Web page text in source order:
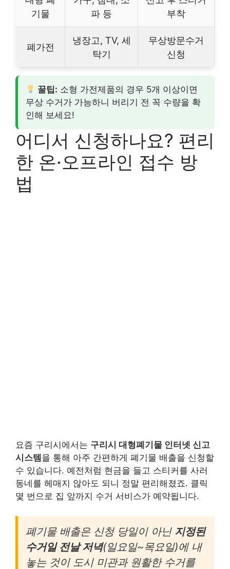
기물
파 등
부착
폐가전
냉장고, TV, 세
탁기
무상방문수거
신청
꿀팁: 소형 가전제품의 경우 5개 이상이면
무상 수거가 가능하니 버리기 전 꼭 수량을 확
인해 보세요!
어디서 신청하나요? 편리
한 온·오프라인 접수 방
법
요즘 구리시에서는 구리시 대형폐기물 인터넷 신고
시스템 을 통해 아주 간편하게 폐기물 배출을 신청할
수 있습니다. 예전처럼 현금을 들고 스티커를 사러
동네를 헤매지 않아도 되니 정말 편리해졌죠. 클릭
몇 번으로 집 앞까지 수거 서비스가 예약됩니다.
폐기물 배출은 신청 당일이 아닌 지정된
수거일 전날 저녁(일요일~목요일)에 내
놓는 것이 도시 미관과 원활한 수거를